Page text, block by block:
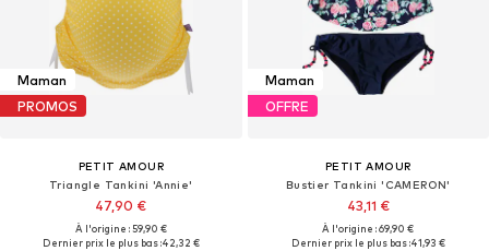
Maman
PROMOS
PETIT AMOUR
Triangle Tankini 'Annie'
47,90 €
À l'origine : 59,90 €
Dernier prix le plus bas :42,32 €
Maman
OFFRE
PETIT AMOUR
Bustier Tankini 'CAMERON'
43,11 €
À l'origine : 69,90 €
Dernier prix le plus bas :41,93 €